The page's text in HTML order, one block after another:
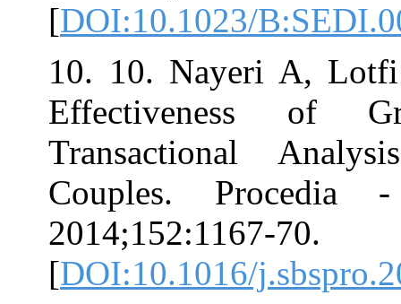
[DOI:10.1023/
10. 10.
Couples.
[DOI:10.1016/